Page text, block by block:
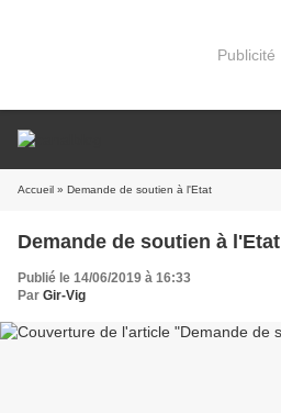
Publicité
Accueil » Demande de soutien à l'Etat
Demande de soutien à l'Etat
Publié le 14/06/2019 à 16:33
Par Gir-Vig